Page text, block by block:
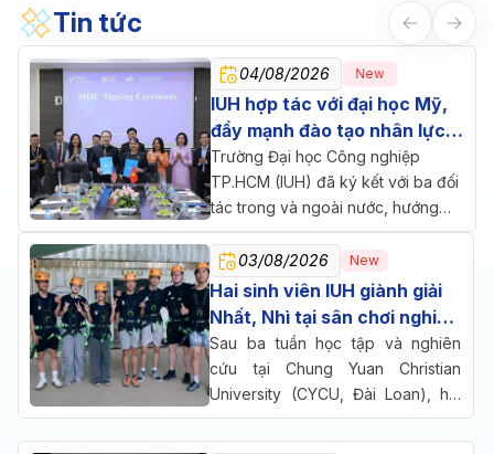
Tin tức
04/08/2026 New
IUH hợp tác với đại học Mỹ,
đẩy mạnh đào tạo nhân lực
chăm sóc sức khỏe
Trường Đại học Công nghiệp
TP.HCM (IUH) đã ký kết với ba đối
tác trong và ngoài nước, hướng
đến một mục tiêu chung: đưa đào
tạo, nghiên cứu và doanh nghiệp
cùng ngồi lại giải bài toán nhân lực
cho ngành chăm sóc sức khỏe.
03/08/2026 New
Hai sinh viên IUH giành giải
Nhất, Nhì tại sân chơi nghiên
cứu quốc tế ở Đài Loan
Sau ba tuần học tập và nghiên
cứu tại Chung Yuan Christian
University (CYCU, Đài Loan), hai
sinh viên Trường Đại học Công
nghiệp TP.HCM (IUH) đã cùng